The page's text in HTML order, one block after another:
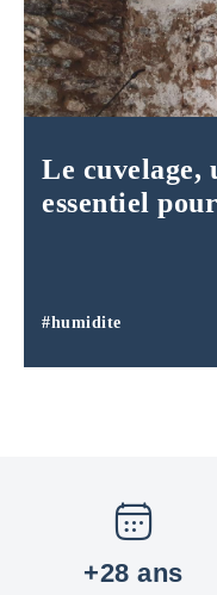
Le cuvelage,
essentiel
#humidite
+28 ans